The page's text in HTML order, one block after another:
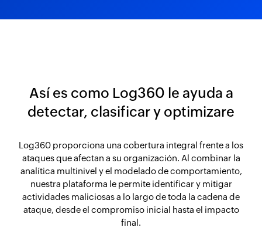
Así es como Log360 le ayuda a
detectar, clasificar y optimizare
Log360 proporciona una cobertura integral frente a los
ataques que afectan a su organización. Al combinar la
analítica multinivel y el modelado de comportamiento,
nuestra plataforma le permite identificar y mitigar
actividades maliciosas a lo largo de toda la cadena de
ataque, desde el compromiso inicial hasta el impacto
final.